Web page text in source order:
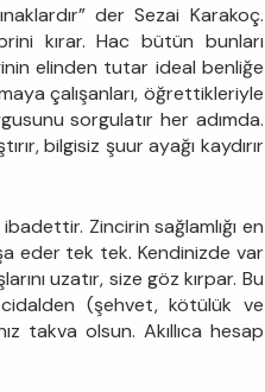
der Sezai Karakoç.
kırar. Hac bütün bunları
elinden tutar ideal benliğe
çalışanları, öğrettikleriyle
sorgulatır her adımda.
bilgisiz şuur ayağı kaydırır
Zincirin sağlamlığı en
eder tek tek. Kendinizde var
uzatır, size göz kırpar. Bu
(şehvet, kötülük ve
takva olsun. Akıllıca hesap